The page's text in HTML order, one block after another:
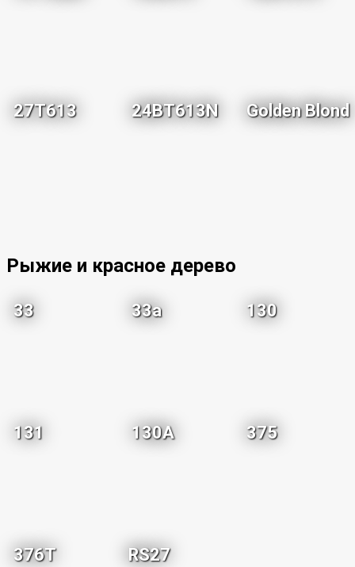
27T613 24BT613N Golden Blond
Рыжие и красное дерево
33 33a 130
131 130A 375
376T RS27